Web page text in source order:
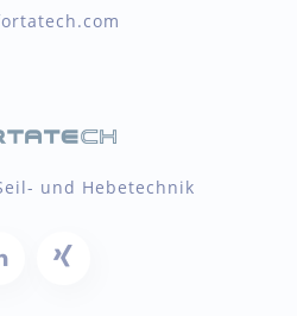
und Hebetechnik